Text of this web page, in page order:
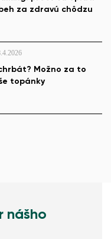
za zdravú chôdzu
Možno za to
topánky
nášho